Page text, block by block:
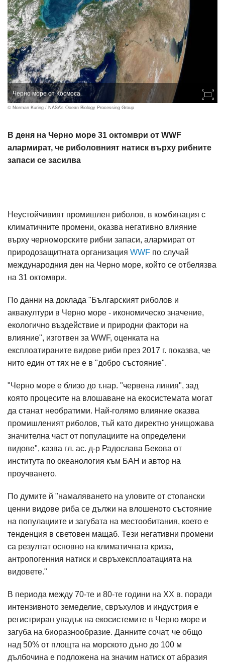
Черно море от Космоса
© Norman Kuring / NASA’s Ocean Biology Processing Group
В деня на Черно море 31 октомври от WWF
алармират, че риболовният натиск върху рибните
запаси се засилва
Неустойчивият промишлен риболов, в комбинация с
климатичните промени, оказва негативно влияние
върху черноморските рибни запаси, алармират от
природозащитната организация WWF по случай
международния ден на Черно море, който се отбелязва
на 31 октомври.
По данни на доклада "Българският риболов и
аквакултури в Черно море - икономическо значение,
екологично въздействие и природни фактори на
влияние", изготвен за WWF, оценката на
експлоатираните видове риби през 2017 г. показва, че
нито един от тях не е в "добро състояние".
"Черно море е близо до т.нар. "червена линия", зад
която процесите на влошаване на екосистемата могат
да станат необратими. Най-голямо влияние оказва
промишленият риболов, тъй като директно унищожава
значителна част от популациите на определени
видове", казва гл. ас. д-р Радослава Бекова от
института по океанология към БАН и автор на
проучването.
По думите й "намаляването на уловите от стопански
ценни видове риба се дължи на влошеното състояние
на популациите и загубата на местообитания, което е
тенденция в световен мащаб. Тези негативни промени
са резултат основно на климатичната криза,
антропогенния натиск и свръхексплоатацията на
видовете."
В периода между 70-те и 80-те години на ХХ в. поради
интензивното земеделие, свръхулов и индустрия е
регистриран упадък на екосистемите в Черно море и
загуба на биоразнообразие. Данните сочат, че общо
над 50% от площта на морското дъно до 100 м
дълбочина е подложена на значим натиск от абразия